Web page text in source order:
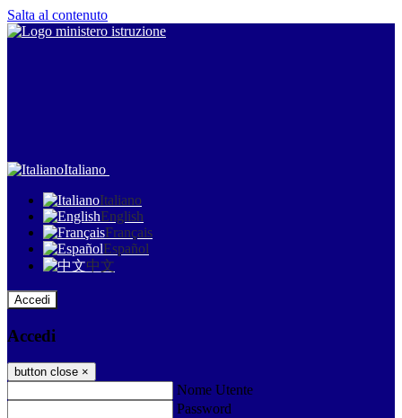
Salta al contenuto
Italiano
Italiano
English
Français
Español
中文
Accedi
Accedi
button close ×
Nome Utente
Password